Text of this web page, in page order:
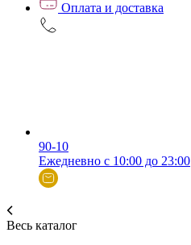
Оплата и доставка
90-10
Ежедневно с 10:00 до 23:00
Весь каталог